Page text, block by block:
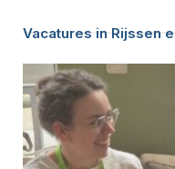
Vacatures in Rijssen